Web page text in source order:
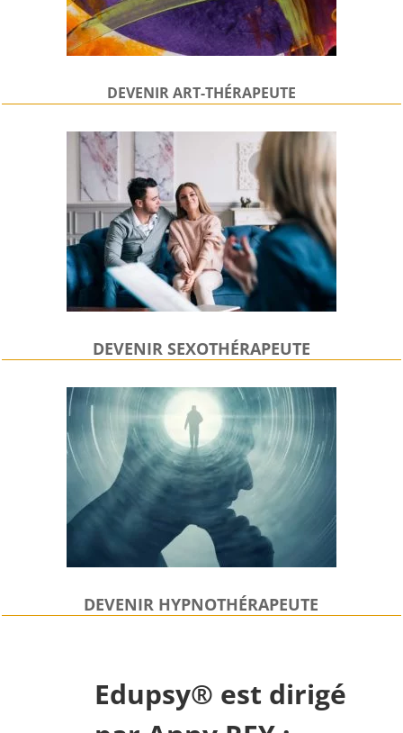
DEVENIRART-THÉRAPEUTE
DEVENIR SEXOTHÉRAPEUTE
DEVENIR HYPNOTHÉRAPEUTE
Edupsy® est dirigé